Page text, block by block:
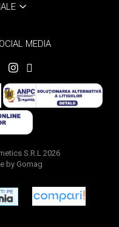
MEDIA
S.R.L 2026
by Gomag